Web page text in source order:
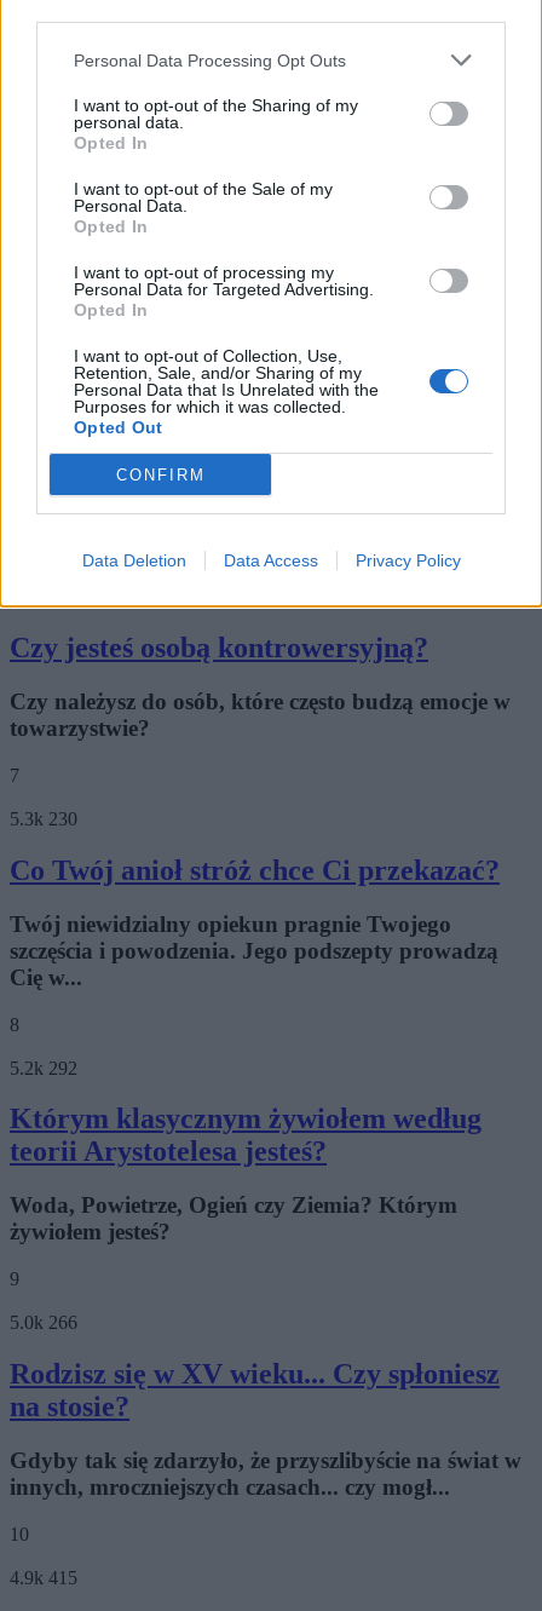
Personal Data Processing Opt Outs
I want to opt-out of the Sharing of my
personal data.
Opted In
I want to opt-out of the Sale of my
Personal Data.
Opted In
I want to opt-out of processing my
Personal Data for Targeted Advertising.
Opted In
I want to opt-out of Collection, Use,
Retention, Sale, and/or Sharing of my
Personal Data that Is Unrelated with the
Purposes for which it was collected.
Opted Out
CONFIRM
Data Deletion Data Access Privacy Policy
energetycznych jest u Ciebie naturalnie dominujący.
251
Jaki masz stosunek do życia?
jaką postawę wobec niego przyjmujesz!
410
Jaki rodzaj intuicji posiadasz?
Wiele tęgich głów deliberowało, czym w istocie jest
Czy jesteś osobą kontrowersyjną?
Czy należysz do osób, które często budzą emocje w
towarzystwie?
7
5.3k 230
Co Twój anioł stróż chce Ci przekazać?
Twój niewidzialny opiekun pragnie Twojego
szczęścia i powodzenia. Jego podszepty prowadzą
Cię w...
8
5.2k 292
Którym klasycznym żywiołem według
teorii Arystotelesa jesteś?
Woda, Powietrze, Ogień czy Ziemia? Którym
żywiołem jesteś?
9
5.0k 266
Rodzisz się w XV wieku... Czy spłoniesz
na stosie?
Gdyby tak się zdarzyło, że przyszlibyście na świat w
innych, mroczniejszych czasach... czy mogł...
10
4.9k 415